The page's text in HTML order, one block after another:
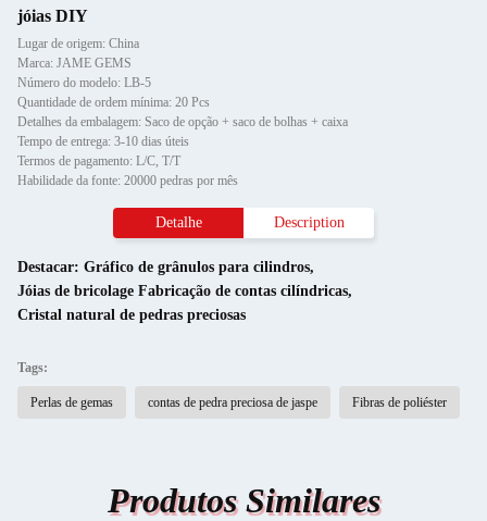
jóias DIY
Lugar de origem: China
Marca: JAME GEMS
Número do modelo: LB-5
Quantidade de ordem mínima: 20 Pcs
Detalhes da embalagem: Saco de opção + saco de bolhas + caixa
Tempo de entrega: 3-10 dias úteis
Termos de pagamento: L/C, T/T
Habilidade da fonte: 20000 pedras por mês
Detalhe Description
Destacar: Gráfico de grânulos para cilindros,
Jóias de bricolage Fabricação de contas cilíndricas,
Cristal natural de pedras preciosas
Tags:
Perlas de gemas contas de pedra preciosa de jaspe Fibras de poliéster
Produtos Similares